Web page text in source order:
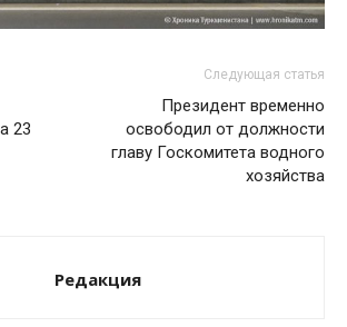
23
Следующая статья
Президент временно
освободил от должности
главу Госкомитета водного
хозяйства
Редакция